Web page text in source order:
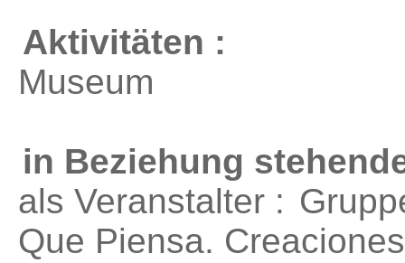
Aktivitäten :
Museum
in Beziehung
als Veranstalter :
Que Piensa.